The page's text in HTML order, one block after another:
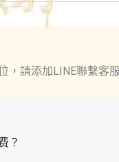
，請添加LINE聯繫客
？